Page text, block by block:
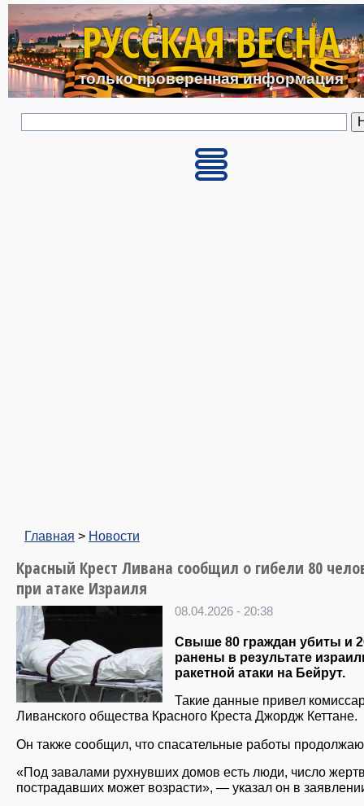
Перейти к основному
РУССКАЯ ВЕСНА
только проверенная информация
Главная > Новости
Красный Крест Ливана сообщил о гибели 80
при атаке Израиля
08.04.2026 - 20:38
Свыше 80 граждан убиты и
ранены в результате
ракетной атаки на Бейрут.
Такие данные привел
Ливанского общества Красного Креста Джордж Кеттане.
Он также сообщил, что спасательные работы
«Под завалами рухнувших домов есть люди, число
пострадавших может возрасти», — указал он в